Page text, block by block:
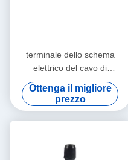
terminale dello schema
elettrico del cavo di
accensione del separatore
del cavo della candela di alta
tensione 8mm del cavo del
commutatore di accensione
Ottenga il migliore
prezzo